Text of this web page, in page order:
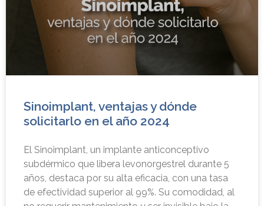
Sinoimplant, ventajas y dónde
solicitarlo en el año 2024
El Sinoimplant, un implante anticonceptivo
subdérmico que libera levonorgestrel durante 5
años, destaca por su alta eficacia, con una tasa
de efectividad superior al 99%. Su comodidad, al